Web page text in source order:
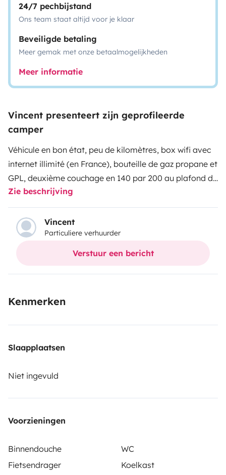
24/7 pechbijstand
Ons team staat altijd voor je klaar
Beveiligde betaling
Meer gemak met onze betaalmogelijkheden
Meer informatie
Vincent presenteert zijn geprofileerde
camper
Véhicule en bon état, peu de kilomètres, box wifi avec
internet illimité (en France), bouteille de gaz propane et
GPL, deuxième couchage en 140 par 200 au plafond du
salon commande électrique pour la descente du lit,
grande soute réglable en hauteur, alarme haut de
gamme, possibilité de communiquer avec l’alarme
avec un téléphone afin de connaître la localisation du
véhicule et d’activer le verrouillage du
gardiennage lorsque vous prenez le camping-car.
Zie beschrijving
Vincent
Particuliere verhuurder
Verstuur een bericht
Kenmerken
Slaapplaatsen
Niet ingevuld
Voorzieningen
Binnendouche
WC
Fietsendrager
Koelkast